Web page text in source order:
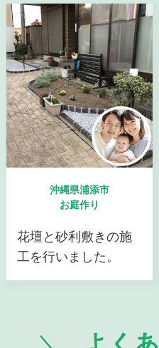
沖縄県浦添市
お庭作り
花壇と砂利敷きの施
工を行いました。